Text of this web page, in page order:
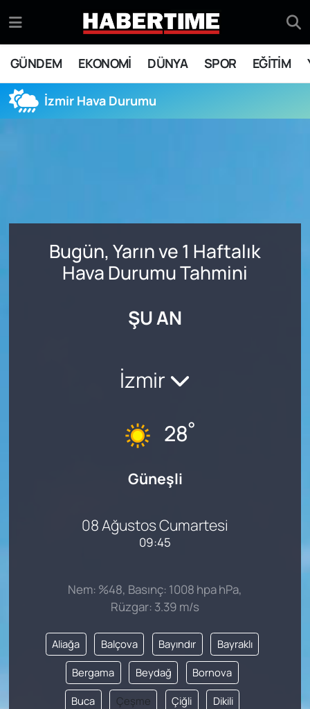
GÜNDEM EKONOMİ DÜNYA SPOR EĞİTİM
İzmir Hava Durumu
Bugün, Yarın ve 1 Haftalık
Hava Durumu Tahmini
ŞU AN
İzmir
28°
Güneşli
08 Ağustos Cumartesi
09:45
Nem: %48, Basınç: 1008 hpa hPa,
Rüzgar: 3.39 m/s
Aliağa Balçova Bayındır Bayraklı
Bergama Beydağ Bornova
Buca Çeşme Çiğli Dikili
EKONOMİ
DÜNYA
SİYASET
Eskişehir Nöbetçi Eczaneler
Eskişehir Hava Durumu
Eskişehir Namaz Vakitleri
Son Dakika Haberleri